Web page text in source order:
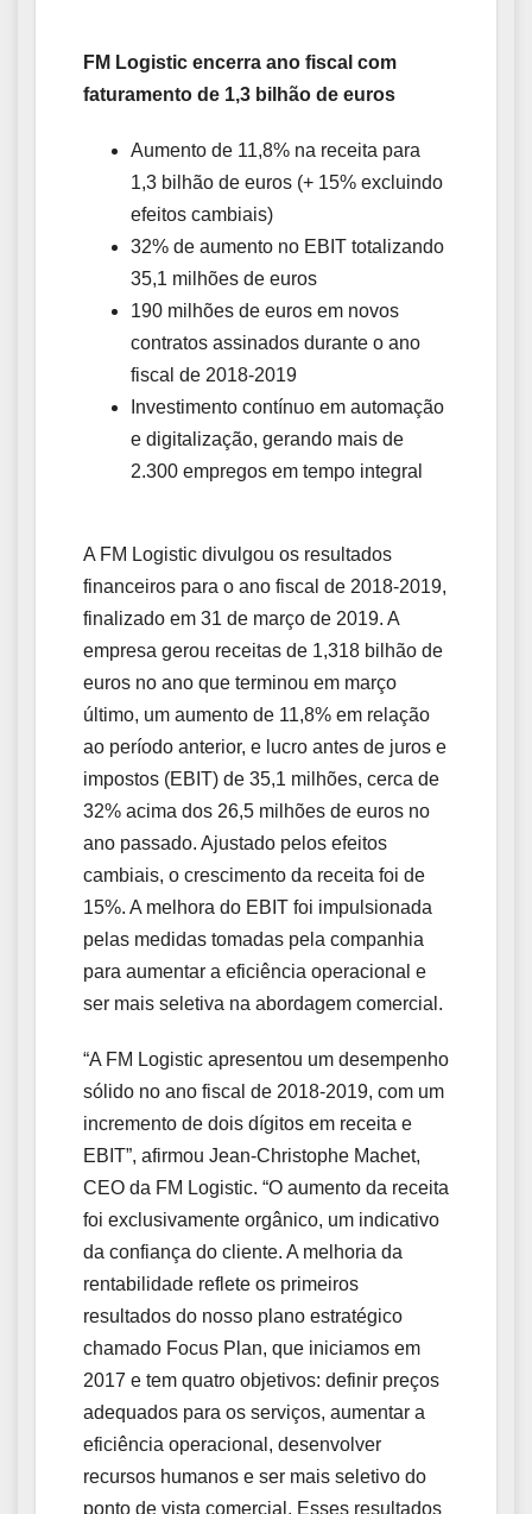
FM Logistic encerra ano fiscal com
faturamento de 1,3 bilhão de euros
Aumento de 11,8% na receita para
1,3 bilhão de euros (+ 15% excluindo
efeitos cambiais)
32% de aumento no EBIT totalizando
35,1 milhões de euros
190 milhões de euros em novos
contratos assinados durante o ano
fiscal de 2018-2019
Investimento contínuo em automação
e digitalização, gerando mais de
2.300 empregos em tempo integral
A FM Logistic divulgou os resultados
financeiros para o ano fiscal de 2018-2019,
finalizado em 31 de março de 2019. A
empresa gerou receitas de 1,318 bilhão de
euros no ano que terminou em março
último, um aumento de 11,8% em relação
ao período anterior, e lucro antes de juros e
impostos (EBIT) de 35,1 milhões, cerca de
32% acima dos 26,5 milhões de euros no
ano passado. Ajustado pelos efeitos
cambiais, o crescimento da receita foi de
15%. A melhora do EBIT foi impulsionada
pelas medidas tomadas pela companhia
para aumentar a eficiência operacional e
ser mais seletiva na abordagem comercial.
“A FM Logistic apresentou um desempenho
sólido no ano fiscal de 2018-2019, com um
incremento de dois dígitos em receita e
EBIT”, afirmou Jean-Christophe Machet,
CEO da FM Logistic. “O aumento da receita
foi exclusivamente orgânico, um indicativo
da confiança do cliente. A melhoria da
rentabilidade reflete os primeiros
resultados do nosso plano estratégico
chamado Focus Plan, que iniciamos em
2017 e tem quatro objetivos: definir preços
adequados para os serviços, aumentar a
eficiência operacional, desenvolver
recursos humanos e ser mais seletivo do
ponto de vista comercial. Esses resultados